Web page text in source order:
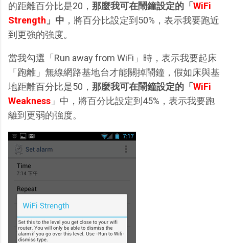
的距離百分比是20， 那麼我可在鬧鐘設定的「 WiFi
Strength 」中 ，將百分比設定到50%，表示我要跑近
到更強的強度。
當我勾選「Run away from WiFi」時，表示我要起床
「跑離」無線網路基地台才能關掉鬧鐘，假如床與基
地距離百分比是50， 那麼我可在鬧鐘設定的「 WiFi
Weakness 」中，將百分比設定到45%，表示我要跑
離到更弱的強度。